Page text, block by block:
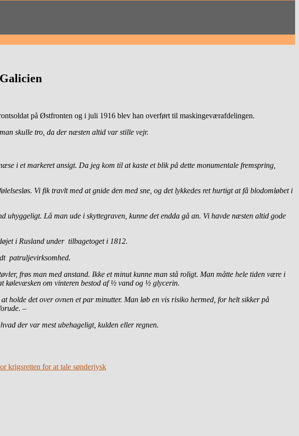
på Østfronten og i juli 1916 blev han overført til maskingeværafdelingen.
skulle tro, da der næsten altid var stille vejr.
i et markeret ansigt. Da jeg kom til at kaste et blik på dette monumentale fremspring,
Vi fik travlt med at gnide den med sne, og det lykkedes ret hurtigt at få blodomløbet i
uhyggeligt. Lå man ude i skyttegraven, kunne det endda gå an. Vi havde næsten altid gode
i Rusland under tilbagetoget i 1812.
patruljevirksomhed.
frøs man med anstand. Ikke et minut kunne man stå roligt. Man måtte hele tiden være i
kølevæsken om vinteren bestod af ½ vand og ½ glycerin.
holde det over ovnen et par minutter. Man løb en vis risiko hermed, for helt sikker på
–
der var mest ubehageligt, kulden eller regnen.
krigsretten for at tale sønderjysk